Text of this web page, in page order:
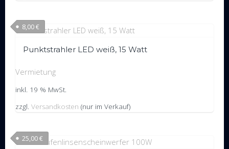
Punktstrahler LED weiß, 15 Watt
8,00€
Vermietung
inkl. 19 % MwSt.
zzgl. Versandkosten (nur im Verkauf)
25,00€